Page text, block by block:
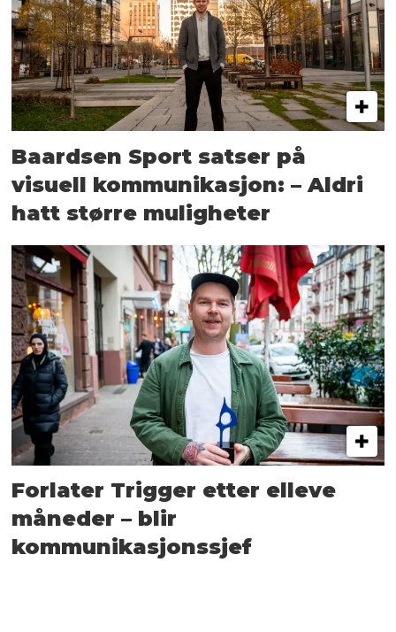
Baardsen Sport satser på
visuell kommunikasjon: – Aldri
hatt større muligheter
Forlater Trigger etter elleve
måneder – blir
kommunikasjonssjef